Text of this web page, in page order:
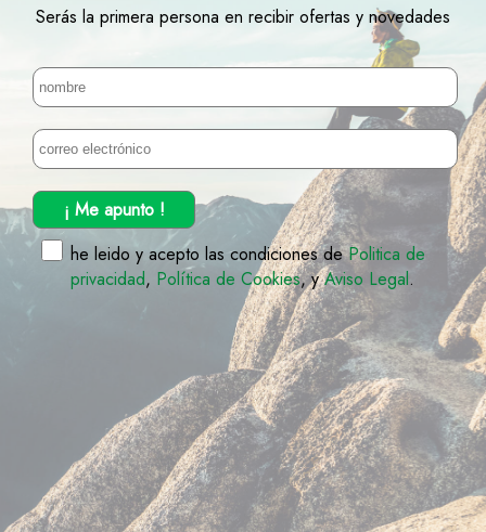
Serás la primera persona en recibir ofertas y novedades
¡ Me apunto !
he leido y acepto las condiciones dePolitica de
privacidad, Política de Cookies, yAviso Legal.